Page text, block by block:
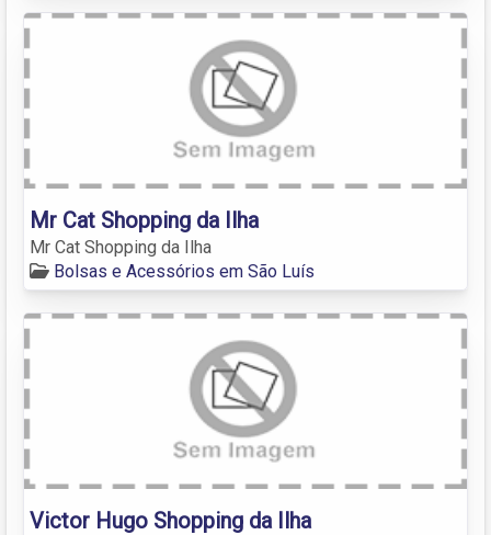
Mr Cat Shopping da Ilha
Mr Cat Shopping da Ilha
Bolsas e Acessórios em São Luís
Victor Hugo Shopping da Ilha